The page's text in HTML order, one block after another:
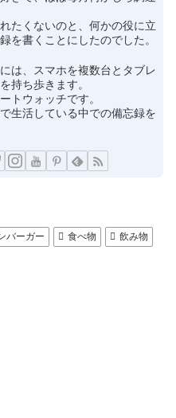
たくないのと、何かの役に立
を書くことにしたのでした。
は、スマホを複数台とタブレ
持ち歩きます。
トウォッチです。
生活している中での備忘録を
バーガー 食べ物 飲み物